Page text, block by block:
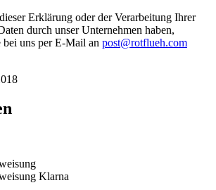
Erklärung oder der Verarbeitung Ihrer
durch unser Unternehmen haben,
uns per E-Mail an post@rotflueh.com